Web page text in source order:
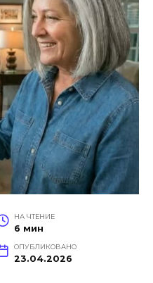
НА ЧТЕНИЕ
6 мин
ОПУБЛИКОВАНО
23.04.2026